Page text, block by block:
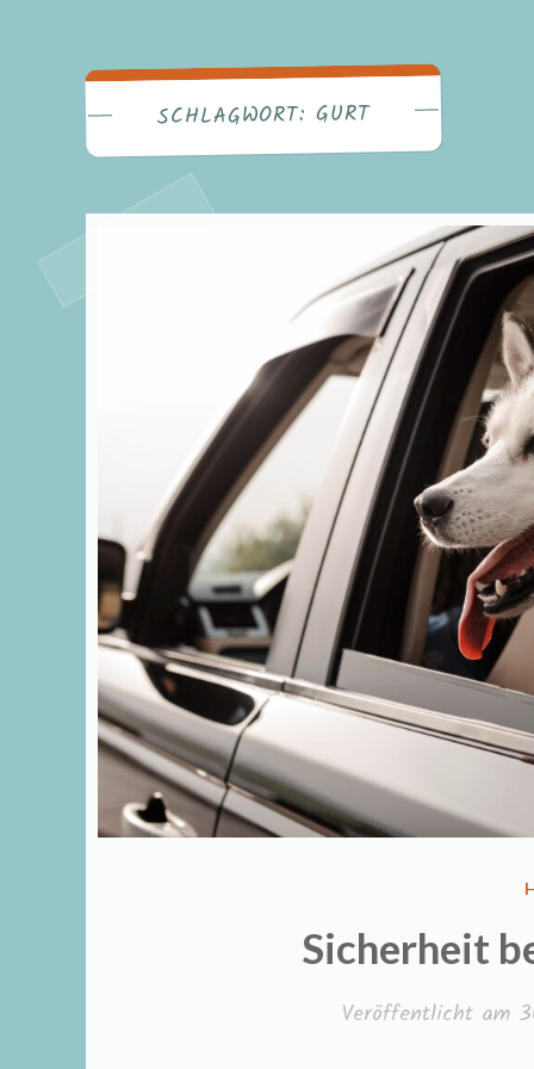
SCHLAGWORT:GURT
Sicherheit
Veröffentlicht am